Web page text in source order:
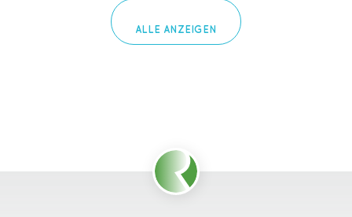
ALLE ANZEIGEN